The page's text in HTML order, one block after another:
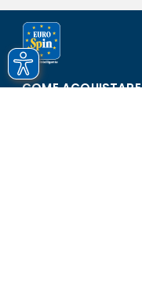
COME ACQUISTARE